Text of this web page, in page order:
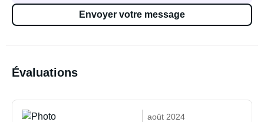
Envoyer votre message
Évaluations
août 2024